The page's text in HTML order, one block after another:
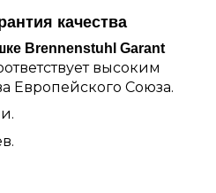
качества
Brennenstuhl Garant
высоким
Европейского Союза.